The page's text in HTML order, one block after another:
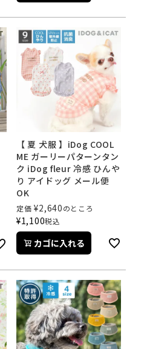
【 夏 犬服 】iDog COOL
ME ガーリーパターンタン
ク iDog fleur 冷感 ひんや
り アイドッグ メール便
OK
定価 ¥2,640のところ
¥1,100税込
カゴに入れる